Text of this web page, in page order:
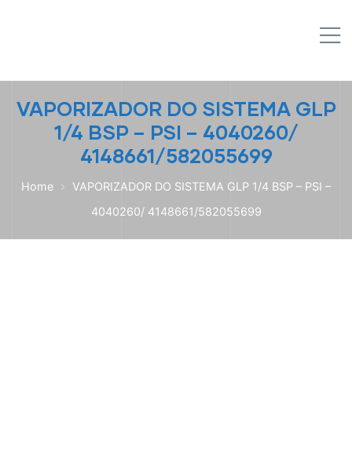
VAPORIZADOR DO SISTEMA GLP
1/4 BSP – PSI – 4040260/
4148661/582055699
Home
VAPORIZADOR DO SISTEMA GLP 1/4 BSP – PSI –
4040260/ 4148661/582055699